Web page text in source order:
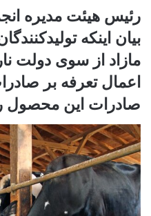
رئیس هیئت مدیره
بیان اینکه
مازاد از سوی دولت
اعمال تعرفه بر
صادرات این محصول